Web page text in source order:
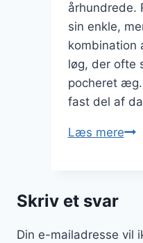
århundrede.
sin enkle,
kombination
løg, der ofte
pocheret
fast del af
Læs mere
Skriv et svar
Din e-mailadresse vil